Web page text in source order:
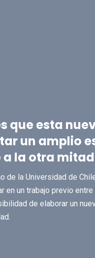
que esta
un amplio
la otra
de la Universidad de
en un trabajo previo
de elaborar un